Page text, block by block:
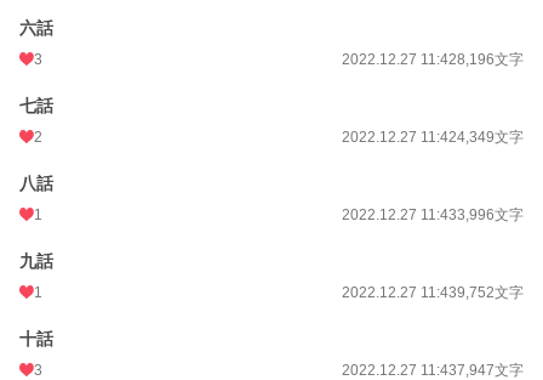
六話
3 2022.12.27 11:428,196文字
七話
2 2022.12.27 11:424,349文字
八話
1 2022.12.27 11:433,996文字
九話
1 2022.12.27 11:439,752文字
十話
3 2022.12.27 11:437,947文字